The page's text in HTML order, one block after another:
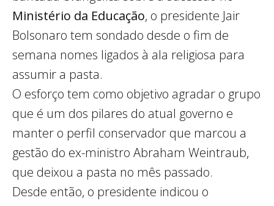
Ministério da Educação, o presidente Jair
Bolsonaro tem sondado desde o fim de
semana nomes ligados à ala religiosa para
assumir a pasta.
O esforço tem como objetivo agradar o grupo
que é um dos pilares do atual governo e
manter o perfil conservador que marcou a
gestão do ex-ministro Abraham Weintraub,
que deixou a pasta no mês passado.
Desde então, o presidente indicou o